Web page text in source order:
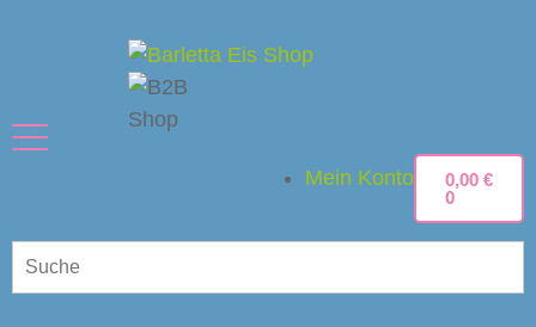
Mein Konto 0,00 €
0